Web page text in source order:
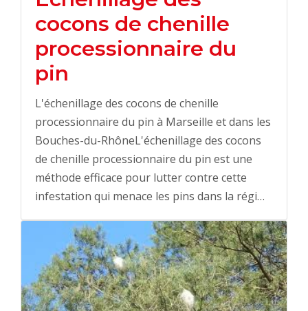
cocons de chenille
processionnaire du
pin
L'échenillage des cocons de chenille
processionnaire du pin à Marseille et dans les
Bouches-du-RhôneL'échenillage des cocons
de chenille processionnaire du pin est une
méthode efficace pour lutter contre cette
infestation qui menace les pins dans la régi…